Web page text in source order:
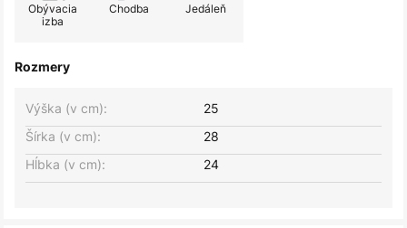
Obývacia
izba
Chodba Jedáleň
Rozmery
Šírka (v cm): 28
Výška (v cm): 25
Hĺbka (v cm): 24